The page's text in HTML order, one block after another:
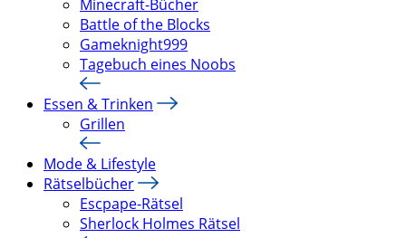
Minecraft-Bücher
Battle of the Blocks
Gameknight999
Tagebuch eines Noobs
Essen & Trinken
Grillen
Mode & Lifestyle
Rätselbücher
Escpape-Rätsel
Sherlock Holmes Rätsel